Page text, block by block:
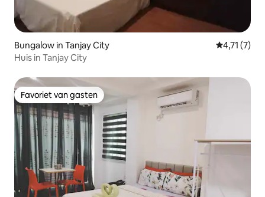
Bungalow in Tanjay City
4,71 (7)
Huis in Tanjay City
Favoriet van gasten
Favoriet van gasten